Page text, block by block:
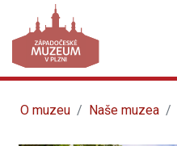
O muzeu Naše muzea